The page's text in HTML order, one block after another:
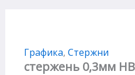
Графика, Стержни
стержень 0,3мм